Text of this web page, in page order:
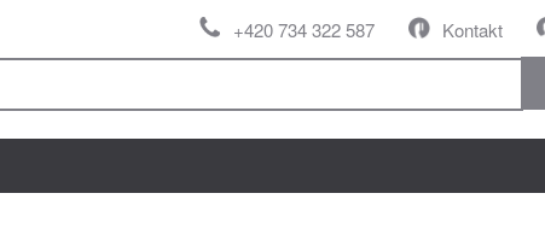
Kontakt
+420 734 322 587